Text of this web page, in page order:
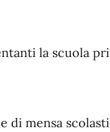
la scuola
di mensa